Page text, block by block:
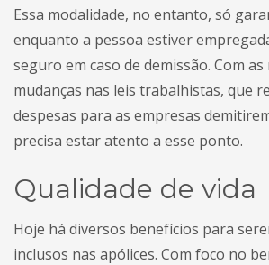
Essa modalidade, no entanto, só
enquanto a pessoa estiver
seguro em caso de demissão. Com as
mudanças nas leis trabalhistas, que
despesas para as empresas
precisa estar atento a esse ponto.
Qualidade de vida
Hoje há diversos benefícios para
inclusos nas apólices. Com foco no